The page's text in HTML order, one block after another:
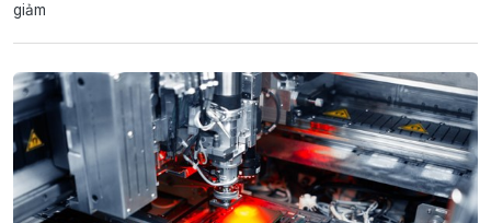
giảm